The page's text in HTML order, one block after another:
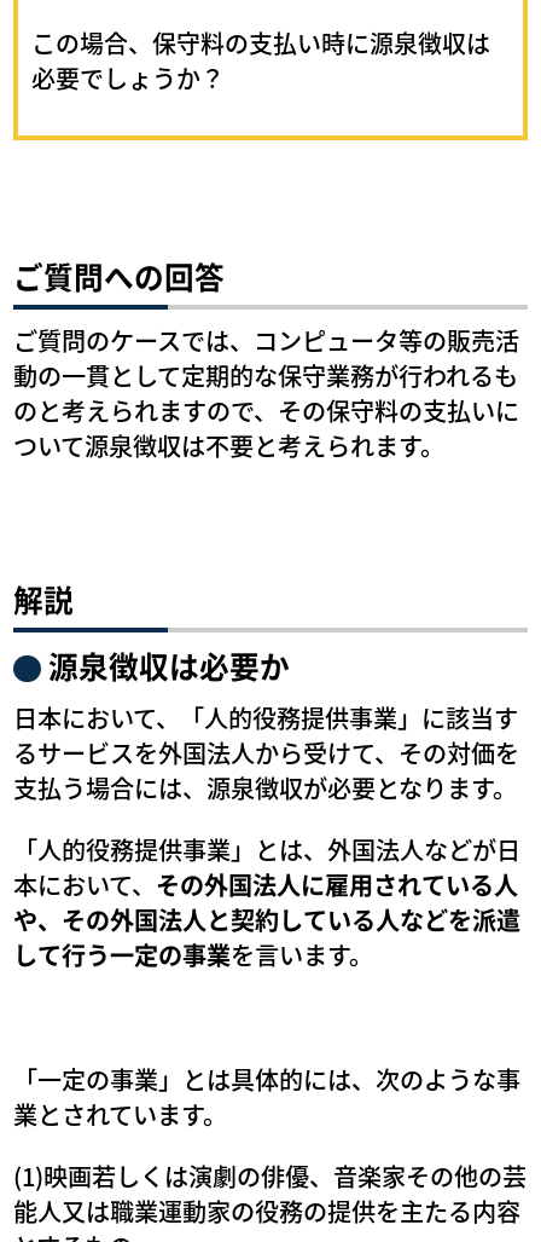
この場合、保守料の支払い時に源泉徴収は
必要でしょうか？
ご質問への回答
ご質問のケースでは、コンピュータ等の販売活
動の一貫として定期的な保守業務が行われるも
のと考えられますので、その保守料の支払いに
ついて源泉徴収は不要と考えられます。
解説
源泉徴収は必要か
日本において、「人的役務提供事業」に該当す
るサービスを外国法人から受けて、その対価を
支払う場合には、源泉徴収が必要となります。
「人的役務提供事業」とは、外国法人などが日
本において、 その外国法人に雇用されている人
や、その外国法人と契約している人などを派遣
して行う一定の事業を言います。
「一定の事業」とは具体的には、次のような事
業とされています。
(1)映画若しくは演劇の俳優、音楽家その他の芸
能人又は職業運動家の役務の提供を主たる内容